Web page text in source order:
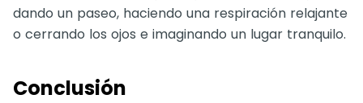
dando un paseo, haciendo una respiración relajante
o cerrando los ojos e imaginando un lugar tranquilo.
Conclusión